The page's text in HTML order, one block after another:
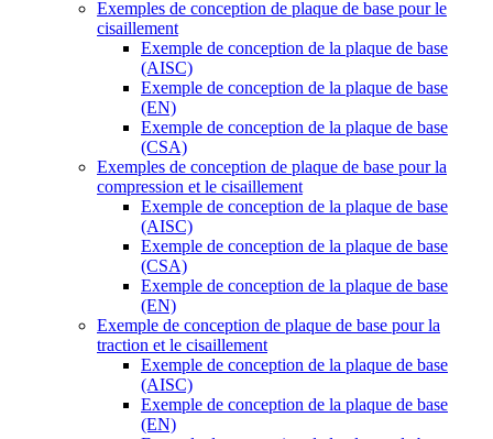
Exemples de conception de plaque de base pour le
cisaillement
Exemple de conception de la plaque de base
(AISC)
Exemple de conception de la plaque de base
(EN)
Exemple de conception de la plaque de base
(CSA)
Exemples de conception de plaque de base pour la
compression et le cisaillement
Exemple de conception de la plaque de base
(AISC)
Exemple de conception de la plaque de base
(CSA)
Exemple de conception de la plaque de base
(EN)
Exemple de conception de plaque de base pour la
traction et le cisaillement
Exemple de conception de la plaque de base
(AISC)
Exemple de conception de la plaque de base
(EN)